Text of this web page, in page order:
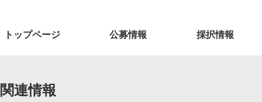
トップページ 公募情報 採択情報
関連情報